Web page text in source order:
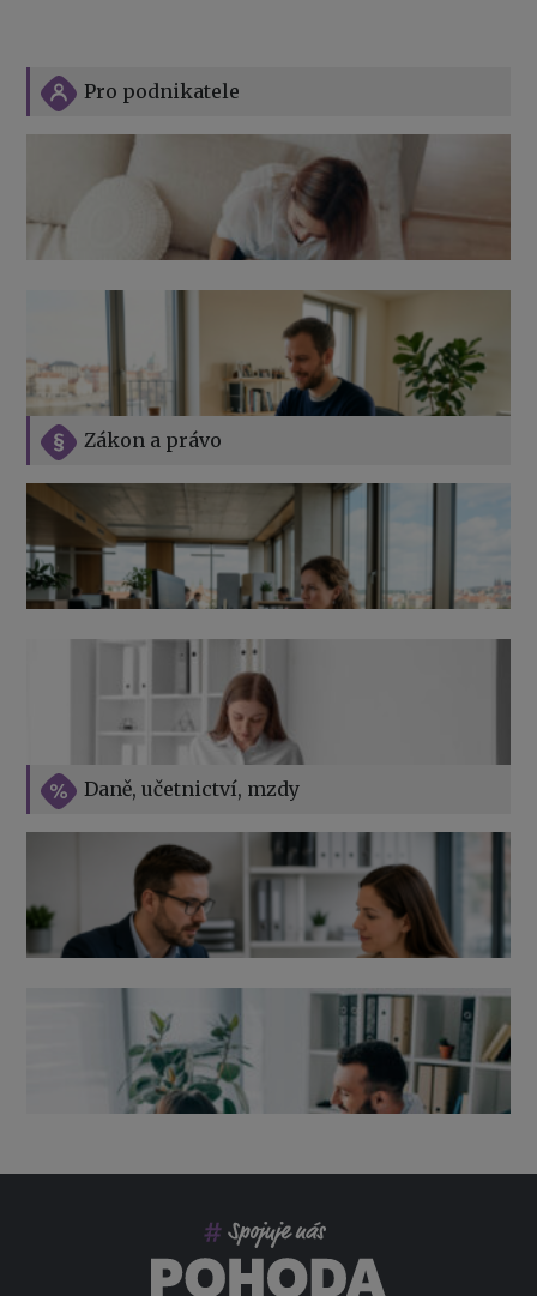
Daně, učetnictví, mzdy
Zákon a právo
Vše o překážkách v práci na straně zaměstnavatele
Výpověď ze zdravotních důvodů 2026 – průvodce pro
zaměstnavatele
Pro podnikatele
Jak na podnikání při rodičovské dovolené
Přehledy pro OSSZ a zdravotní pojišťovny – jak na ně
v roce 2026